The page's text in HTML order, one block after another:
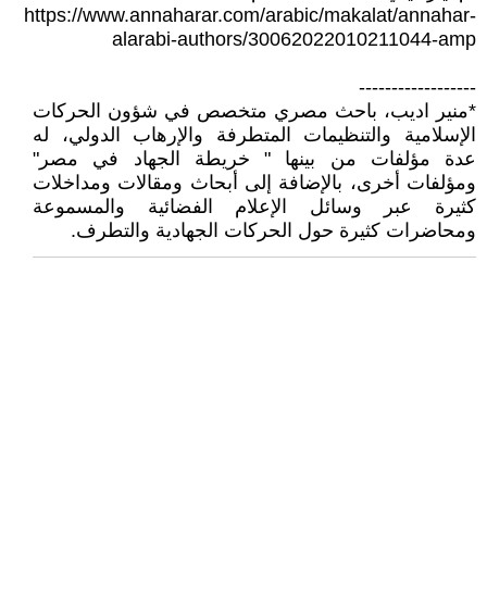
https://www.annaharar.com/arabic/makalat/annahar-
alarabi-authors/30062022010211044-amp
------------------
*منير اديب، باحث مصري متخصص في شؤون الحركات
الإسلامية والتنظيمات المتطرفة والإرهاب الدولي، له
عدة مؤلفات من بينها " خريطة الجهاد في مصر"
ومؤلفات أخرى، بالإضافة إلى أبحاث ومقالات ومداخلات
كثيرة عبر وسائل الإعلام الفضائية والمسموعة
ومحاضرات كثيرة حول الحركات الجهادية والتطرف.